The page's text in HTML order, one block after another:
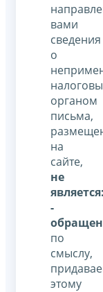
вами
сведения
о
органом
письма,
на
сайте,
не
является:
-
по
смыслу,
этому